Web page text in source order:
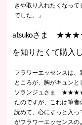
きや取り入れたくなっ
でした。」
atsukoさま
を知りたくて購入
フラワーエッセンスは、
ところが、胸がキュンと
ソランジュさま
たのですが、これは筆者
読めて、心にすっと入っ
がフラワーエッセンスの